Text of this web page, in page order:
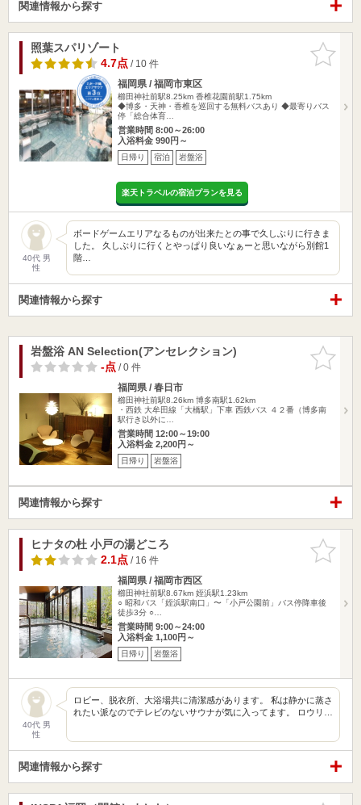
関連情報から探す
お気に入
りに追加
照葉スパリゾート
4.7点/ 10 件
福岡県 / 福岡市東区
櫛田神社前駅8.25km 香椎花園前駅1.75km
◆博多・天神・香椎を巡回する無料バスあり ◆最寄りバス
停「総合体育…
営業時間 8:00～26:00
入浴料金 990円～
日帰り 宿泊 岩盤浴
楽天トラベルの宿泊プランを見る
40代 男
性
ボードゲームエリアなるものが出来たとの事で久しぶりに行きま
した。 久しぶりに行くとやっぱり良いなぁーと思いながら別館1
階…
関連情報から探す
お気に入
りに追加
岩盤浴 AN Selection(アンセレクション)
-点/ 0 件
福岡県 / 春日市
櫛田神社前駅8.26km 博多南駅1.62km
・西鉄 大牟田線「大橋駅」下車 西鉄バス ４２番（博多南
駅行き以外に…
営業時間 12:00～19:00
入浴料金 2,200円～
日帰り 岩盤浴
関連情報から探す
お気に入
りに追加
ヒナタの杜 小戸の湯どころ
2.1点/ 16 件
福岡県 / 福岡市西区
櫛田神社前駅8.67km 姪浜駅1.23km
○ 昭和バス「姪浜駅南口」〜「小戸公園前」バス停降車後
徒歩3分 ○…
営業時間 9:00～24:00
入浴料金 1,100円～
日帰り 岩盤浴
40代 男
性
ロビー、脱衣所、大浴場共に清潔感があります。 私は静かに蒸さ
れたい派なのでテレビのないサウナが気に入ってます。 ロウリ…
関連情報から探す